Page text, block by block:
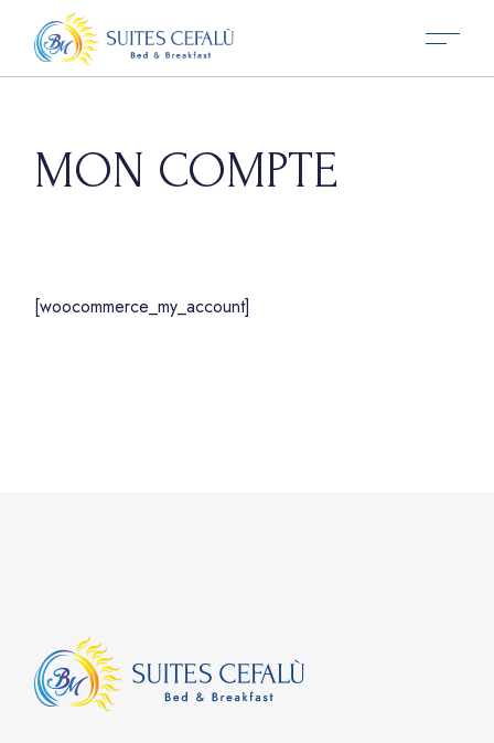
content
MON COMPTE
[woocommerce_my_account]